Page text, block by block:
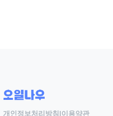
개인정보처리방침 |이용약관